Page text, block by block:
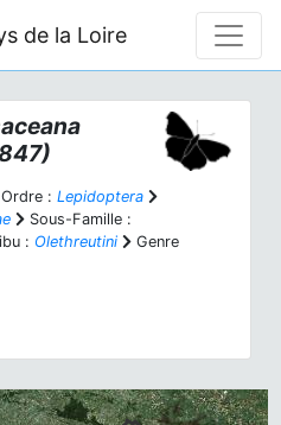
de la Loire
Ordre : Lepidoptera
Sous-Famille :
: Olethreutini
Genre